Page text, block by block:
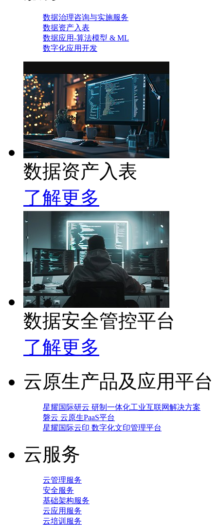
数据治理咨询与实施服务
数据资产入表
数据应用-算法模型 & ML
数字化应用开发
数据资产入表
了解更多
数据安全管控平台
了解更多
云原生产品及应用平台
星耀国际研云 研制一体化工业互联网解决方案
磐云 云原生PaaS平台
星耀国际云印 数字化文印管理平台
云服务
云管理服务
安全服务
基础架构服务
云应用服务
云培训服务